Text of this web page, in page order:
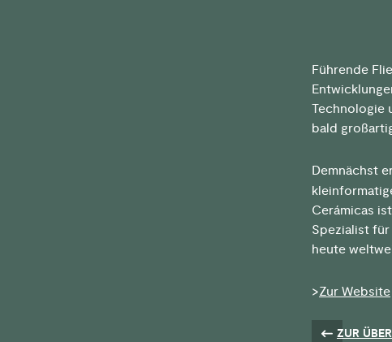
Führende
Technologie
bald
Demnächst
Cerámicas
Spezialist
heute
>Zur Website
ZUR